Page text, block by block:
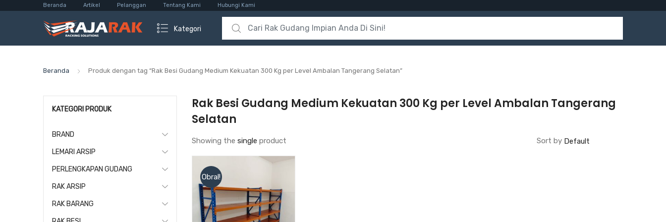
Beranda Artikel Pelanggan Tentang Kami Hubungi Kami
Kategori
Search for:
Beranda Produk dengan tag “Rak Besi Gudang Medium Kekuatan 300 Kg per Level Ambalan Tangerang Selatan”
Rak Besi Gudang Medium Kekuatan 300 Kg per Level Ambalan Tangerang
Selatan
Showing the single product Sort by
Obral!
KATEGORI PRODUK
BRAND
LEMARI ARSIP
PERLENGKAPAN GUDANG
RAK ARSIP
RAK BARANG